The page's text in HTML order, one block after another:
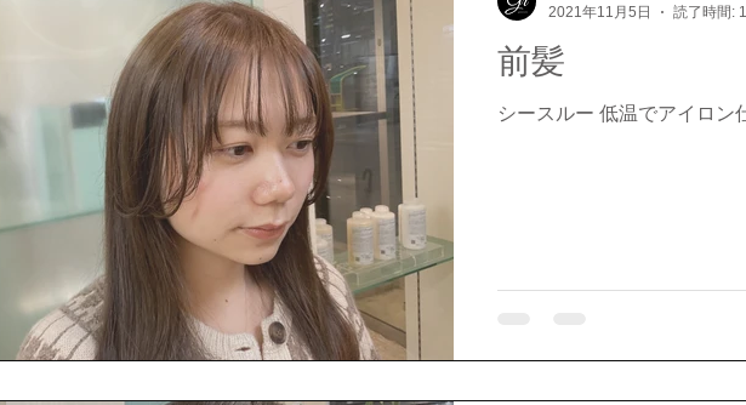
前髪
シースルー 低温でアイロン
2021年11月5日
読了時間: